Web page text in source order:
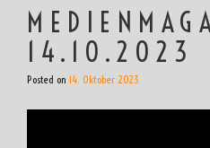
14.10.2023
Posted on 14. Oktober 2023